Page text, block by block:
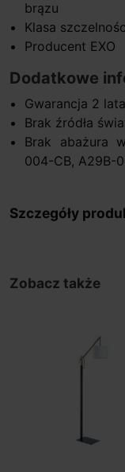
brązu
Klasa
Producent EXO
Dodatkowe
Gwarancja 2 lata
Brak źródła
Brak abażura
004-CB, A29B-
Szczegóły
Zobacz także